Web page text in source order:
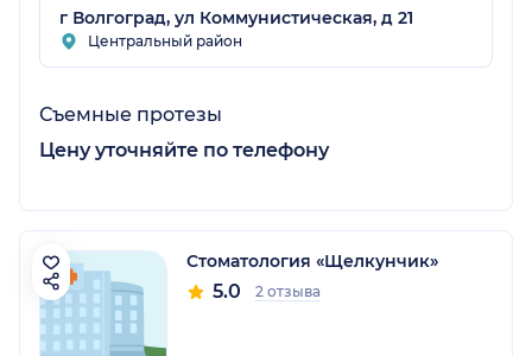
г Волгоград, ул Коммунистическая, д 21
Центральный район
Съемные протезы
Цену уточняйте по телефону
Стоматология «Щелкунчик»
5.0 2 отзыва